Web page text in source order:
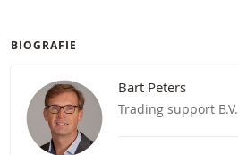
BIOGRAFIE
Bart Peters
Trading support B.V.